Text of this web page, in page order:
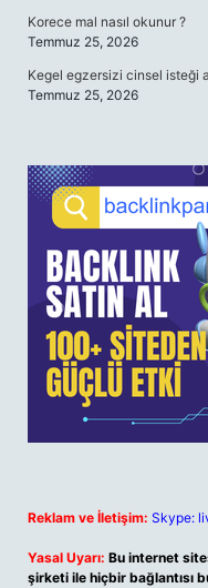
Korece mal nasıl okunur ?
Temmuz 25, 2026
Kegel egzersizi cinsel isteği
Temmuz 25, 2026
Reklam ve İletişim: Skype:
Yasal Uyarı: Bu internet
şirketi ile hiçbir bağlantısı